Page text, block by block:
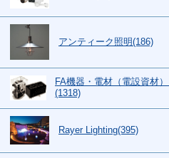
アンティーク照明(186)
FA機器・電材（電設資材
(1318)
Rayer Lighting(395)